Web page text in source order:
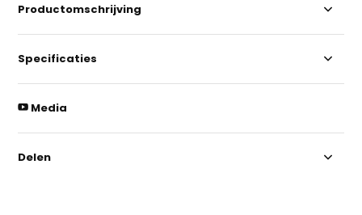
Productomschrijving
Specificaties
Media
Delen